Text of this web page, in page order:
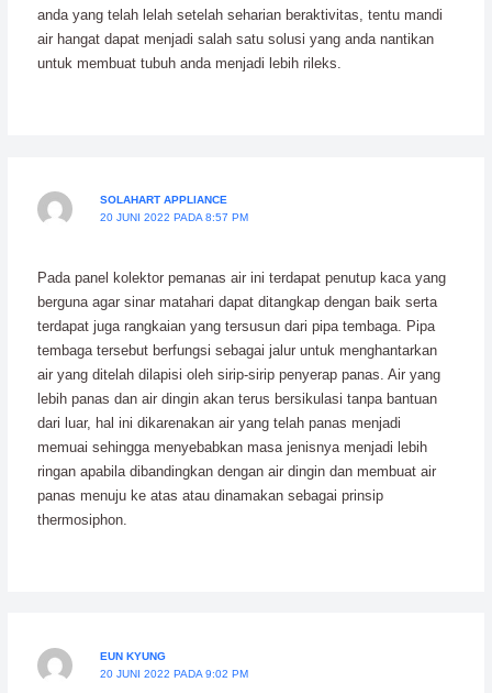
anda yang telah lelah setelah seharian beraktivitas, tentu mandi
air hangat dapat menjadi salah satu solusi yang anda nantikan
untuk membuat tubuh anda menjadi lebih rileks.
SOLAHART APPLIANCE
20 JUNI 2022 PADA 8:57 PM
Pada panel kolektor pemanas air ini terdapat penutup kaca yang
berguna agar sinar matahari dapat ditangkap dengan baik serta
terdapat juga rangkaian yang tersusun dari pipa tembaga. Pipa
tembaga tersebut berfungsi sebagai jalur untuk menghantarkan
air yang ditelah dilapisi oleh sirip-sirip penyerap panas. Air yang
lebih panas dan air dingin akan terus bersikulasi tanpa bantuan
dari luar, hal ini dikarenakan air yang telah panas menjadi
memuai sehingga menyebabkan masa jenisnya menjadi lebih
ringan apabila dibandingkan dengan air dingin dan membuat air
panas menuju ke atas atau dinamakan sebagai prinsip
thermosiphon.
EUN KYUNG
20 JUNI 2022 PADA 9:02 PM